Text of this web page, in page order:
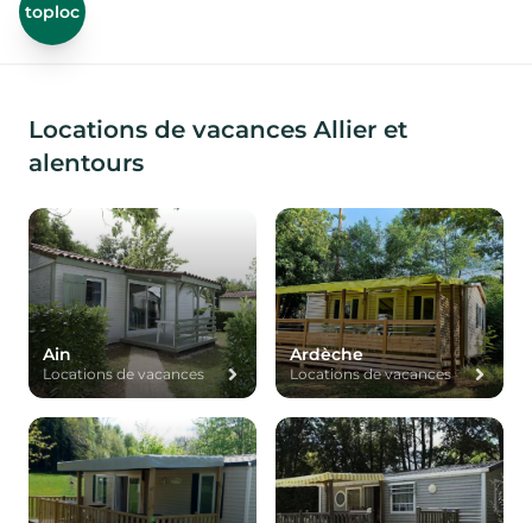
toploc
Locations de vacances Allier et
alentours
Ain
Locations de vacances
Ardèche
Locations de vacances